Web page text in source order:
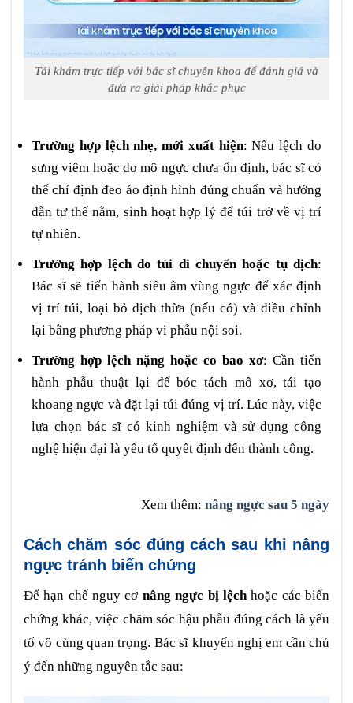
Tái khám trực tiếp với bác sĩ chuyên khoa để đánh giá và
đưa ra giải pháp khắc phục
Trường hợp lệch nhẹ, mới xuất hiện: Nếu lệch do
sưng viêm hoặc do mô ngực chưa ổn định, bác sĩ có
thể chỉ định đeo áo định hình đúng chuẩn và hướng
dẫn tư thế nằm, sinh hoạt hợp lý để túi trở về vị trí
tự nhiên.
Trường hợp lệch do túi di chuyển hoặc tụ dịch:
Bác sĩ sẽ tiến hành siêu âm vùng ngực để xác định
vị trí túi, loại bỏ dịch thừa (nếu có) và điều chỉnh
lại bằng phương pháp vi phẫu nội soi.
Trường hợp lệch nặng hoặc co bao xơ: Cần tiến
hành phẫu thuật lại để bóc tách mô xơ, tái tạo
khoang ngực và đặt lại túi đúng vị trí. Lúc này, việc
lựa chọn bác sĩ có kinh nghiệm và sử dụng công
nghệ hiện đại là yếu tố quyết định đến thành công.
Xem thêm: nâng ngực sau 5 ngày
Cách chăm sóc đúng cách sau khi nâng
ngực tránh biến chứng
Để hạn chế nguy cơ nâng ngực bị lệchhoặc các biến
chứng khác, việc chăm sóc hậu phẫu đúng cách là yếu
tố vô cùng quan trọng. Bác sĩ khuyến nghị em cần chú
ý đến những nguyên tắc sau: